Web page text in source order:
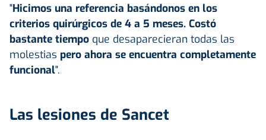
"Hicimos una referencia basándonos en los
criterios quirúrgicos de 4 a 5 meses. Costó
bastante tiempo que desaparecieran todas las
molestias pero ahora se encuentra completamente
funcional".
Las lesiones de Sancet